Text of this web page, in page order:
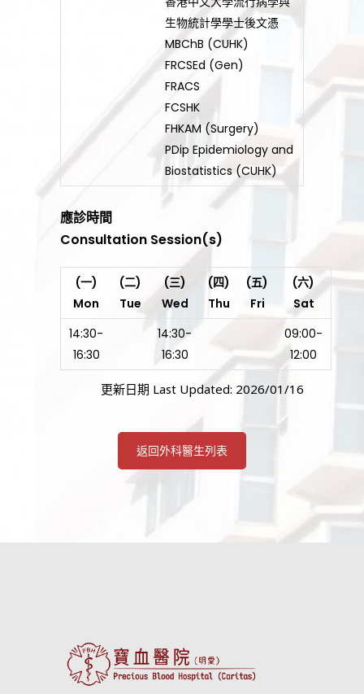
生物統計學學士後文憑
MBChB (CUHK)
FRCSEd (Gen)
FRACS
FCSHK
FHKAM (Surgery)
PDip Epidemiology and
Biostatistics (CUHK)
應診時間
Consultation Session(s)
(一)
Mon
(二)
Tue
(三)
Wed
(四)
Thu
(五)
Fri
(六)
Sat
14:30-
16:30
14:30-
16:30
09:00-
12:00
更新日期 Last Updated: 2026/01/16
返回外科醫生列表